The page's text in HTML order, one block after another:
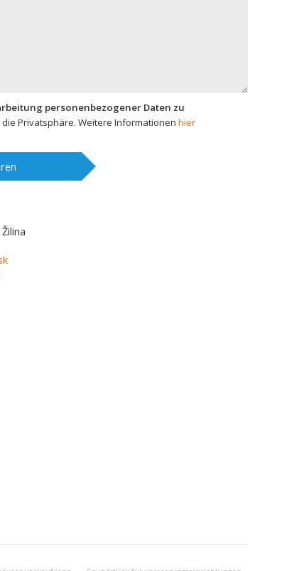
personenbezogener Daten zu
Privatsphäre. Weitere Informationen hier
Žilina